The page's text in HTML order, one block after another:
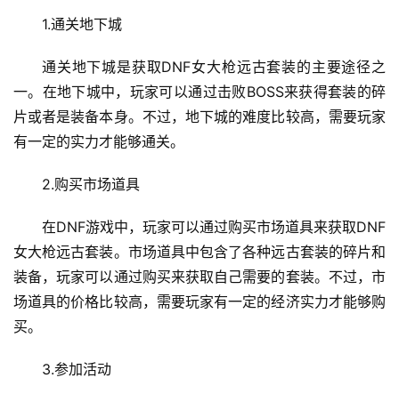
1.通关地下城
通关地下城是获取DNF女大枪远古套装的主要途径之
一。在地下城中，玩家可以通过击败BOSS来获得套装的碎
片或者是装备本身。不过，地下城的难度比较高，需要玩家
有一定的实力才能够通关。
2.购买市场道具
在DNF游戏中，玩家可以通过购买市场道具来获取DNF
女大枪远古套装。市场道具中包含了各种远古套装的碎片和
装备，玩家可以通过购买来获取自己需要的套装。不过，市
场道具的价格比较高，需要玩家有一定的经济实力才能够购
买。
3.参加活动